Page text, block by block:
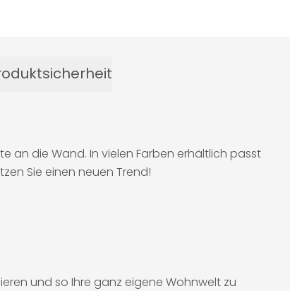
an die Wand. In vielen Farben erhältlich passt
Sie einen neuen Trend!
und so Ihre ganz eigene Wohnwelt zu